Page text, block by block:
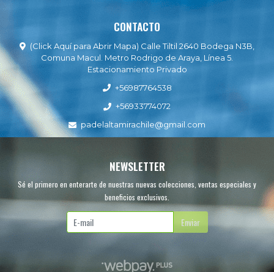
CONTACTO
(Click Aquí para Abrir Mapa) Calle Tiltil 2640 Bodega N3B,
Comuna Macul. Metro Rodrigo de Araya, Línea 5.
Estacionamiento Privado
+56987764538
+56933774072
padelaltamirachile@gmail.com
NEWSLETTER
Sé el primero en enterarte de nuestras nuevas colecciones, ventas especiales y
beneficios exclusivos.
Enviar